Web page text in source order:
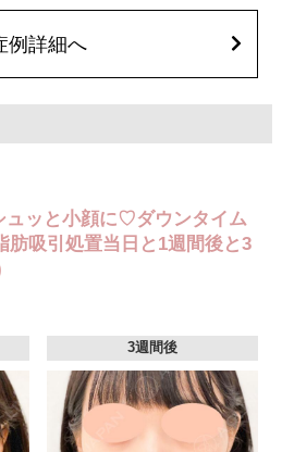
と+162,800円(税込)
込)
例詳細へ
ュッと小顔に♡ダウンタイム
吸引処置当日と1週間後と3
3週間後